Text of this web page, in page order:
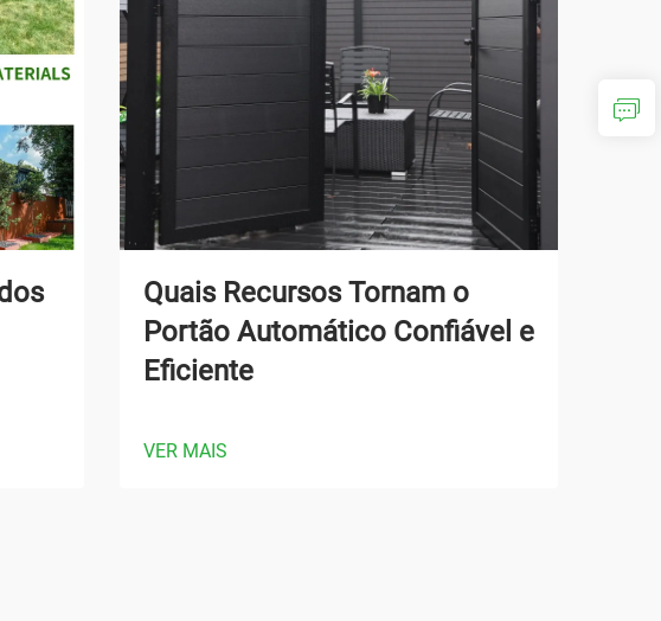
Quais Recursos Tornam o
Portão Automático Confiável e
Eficiente
VER MAIS